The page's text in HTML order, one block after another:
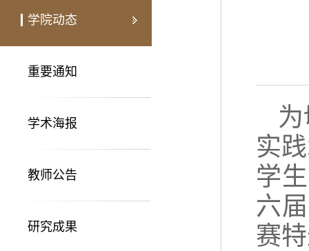
学院动态
重要通知
学术海报
教师公告
研究成果
实
学
六
赛